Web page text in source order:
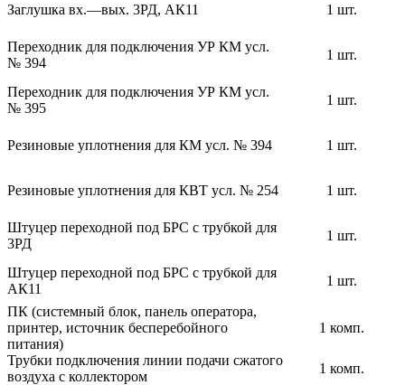
Заглушка вх.—вых. 3РД, АК11 1 шт.
Переходник для подключения УР КМ усл.
№ 394
1 шт.
Переходник для подключения УР КМ усл.
№ 395
1 шт.
Резиновые уплотнения для КМ усл. № 394 1 шт.
Резиновые уплотнения для КВТ усл. № 254 1 шт.
Штуцер переходной под БРС с трубкой для
3РД
1 шт.
Штуцер переходной под БРС с трубкой для
АК11
1 шт.
ПК (системный блок, панель оператора,
принтер, источник бесперебойного
питания)
1 комп.
Трубки подключения линии подачи сжатого
воздуха с коллектором
1 комп.